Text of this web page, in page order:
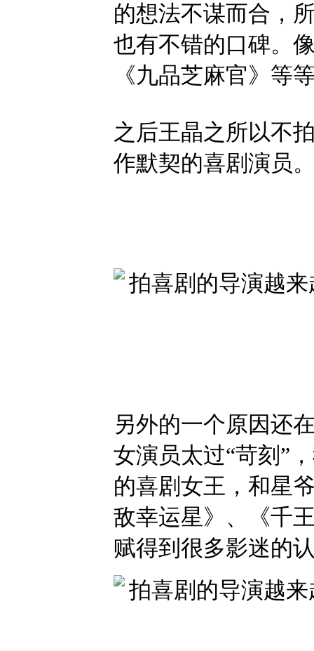
的想法不谋而合，
也有不错的口碑。
《九品芝麻官》等
之后王晶之所以不
作默契的喜剧演员
另外的一个原因还
女演员太过“苛刻”
的喜剧女王，和星
敌幸运星》、《千
赋得到很多影迷的